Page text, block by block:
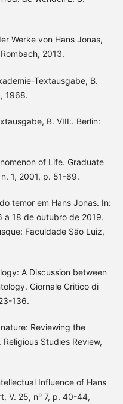
Werke von Hans Jonas,
2013.
Textausgabe, B.
1968.
B. VIII:. Berlin:
of Life. Graduate
1, 2001, p. 51-69.
temor em Hans Jonas. In:
a 18 de outubro de 2019.
Faculdade São Luiz,
A Discussion between
Giornale Critico di
136.
Reviewing the
Studies Review,
Influence of Hans
V. 25, n° 7, p. 40-44,